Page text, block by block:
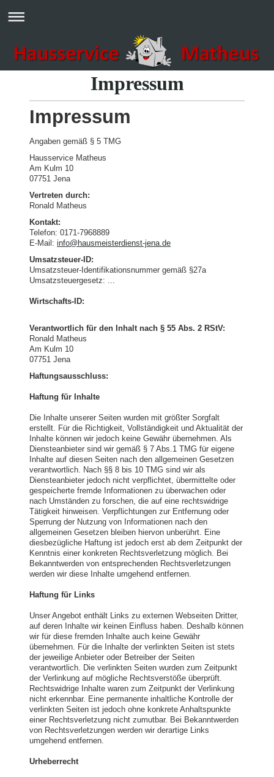
Impressum
Impressum
Angaben gemäß § 5 TMG
Hausservice Matheus
Am Kulm 10
07751 Jena
Vertreten durch:
Ronald Matheus
Kontakt:
Telefon: 0171-7968889
E-Mail: info@hausmeisterdienst-jena.de
Umsatzsteuer-ID:
Umsatzsteuer-Identifikationsnummer gemäß §27a
Umsatzsteuergesetz: ...
Wirtschafts-ID:
Verantwortlich für den Inhalt nach § 55 Abs. 2 RStV:
Ronald Matheus
Am Kulm 10
07751 Jena
Haftungsausschluss:
Haftung für Inhalte
Die Inhalte unserer Seiten wurden mit größter Sorgfalt
erstellt. Für die Richtigkeit, Vollständigkeit und Aktualität der
Inhalte können wir jedoch keine Gewähr übernehmen. Als
Diensteanbieter sind wir gemäß § 7 Abs.1 TMG für eigene
Inhalte auf diesen Seiten nach den allgemeinen Gesetzen
verantwortlich. Nach §§ 8 bis 10 TMG sind wir als
Diensteanbieter jedoch nicht verpflichtet, übermittelte oder
gespeicherte fremde Informationen zu überwachen oder
nach Umständen zu forschen, die auf eine rechtswidrige
Tätigkeit hinweisen. Verpflichtungen zur Entfernung oder
Sperrung der Nutzung von Informationen nach den
allgemeinen Gesetzen bleiben hiervon unberührt. Eine
diesbezügliche Haftung ist jedoch erst ab dem Zeitpunkt der
Kenntnis einer konkreten Rechtsverletzung möglich. Bei
Bekanntwerden von entsprechenden Rechtsverletzungen
werden wir diese Inhalte umgehend entfernen.
Haftung für Links
Unser Angebot enthält Links zu externen Webseiten Dritter,
auf deren Inhalte wir keinen Einfluss haben. Deshalb können
wir für diese fremden Inhalte auch keine Gewähr
übernehmen. Für die Inhalte der verlinkten Seiten ist stets
der jeweilige Anbieter oder Betreiber der Seiten
verantwortlich. Die verlinkten Seiten wurden zum Zeitpunkt
der Verlinkung auf mögliche Rechtsverstöße überprüft.
Rechtswidrige Inhalte waren zum Zeitpunkt der Verlinkung
nicht erkennbar. Eine permanente inhaltliche Kontrolle der
verlinkten Seiten ist jedoch ohne konkrete Anhaltspunkte
einer Rechtsverletzung nicht zumutbar. Bei Bekanntwerden
von Rechtsverletzungen werden wir derartige Links
umgehend entfernen.
Urheberrecht